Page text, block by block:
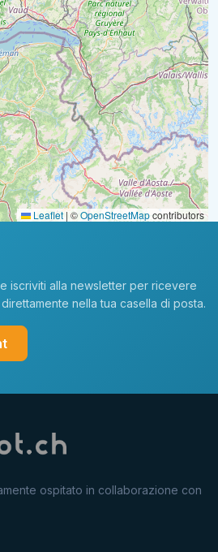
Leaflet | ©OpenStreetMapcontributors
iscriviti alla newsletter per ricevere
nella tua casella di posta.
ospitato in collaborazione con